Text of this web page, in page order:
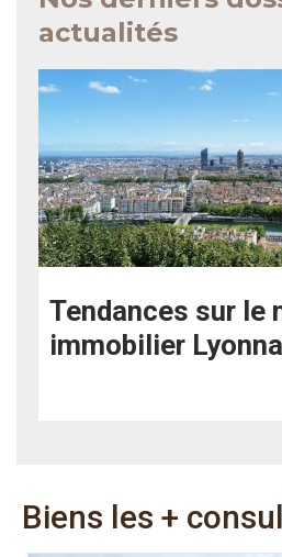
actualités
Tendances sur le
immobilier
Biens les +